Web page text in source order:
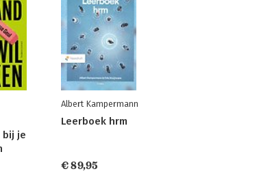
bij je
Albert Kampermann
Leerboek hrm
€ 89,95